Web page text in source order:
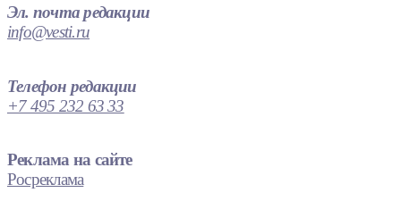
Эл. почта редакции
info@vesti.ru
Телефон редакции
+7 495 232 63 33
Реклама на сайте
Росреклама